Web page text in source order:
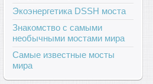
Экоэнергетика DSSH моста
Знакомство с самыми
необычными мостами мира
Самые известные мосты
мира